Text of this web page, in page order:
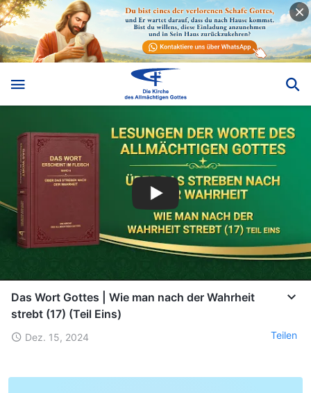
Das Wort Gottes | Wie man nach der Wahrheit
strebt (17) (Teil Eins)
Dez. 15, 2024 Teilen